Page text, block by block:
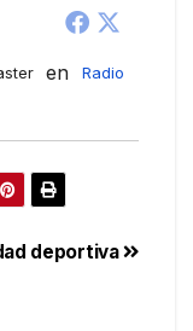
enRadio
deportiva